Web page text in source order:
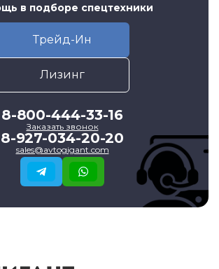
в подборе спецтехники
Трейд-Ин
Лизинг
8-800-444-33-16
Заказать звонок
8-927-034-20-20
sales@avtogigant.com